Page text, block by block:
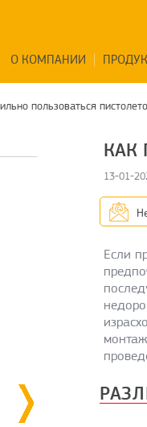
О КОМПАНИИ
пользоваться
КАК
13-01-
Если